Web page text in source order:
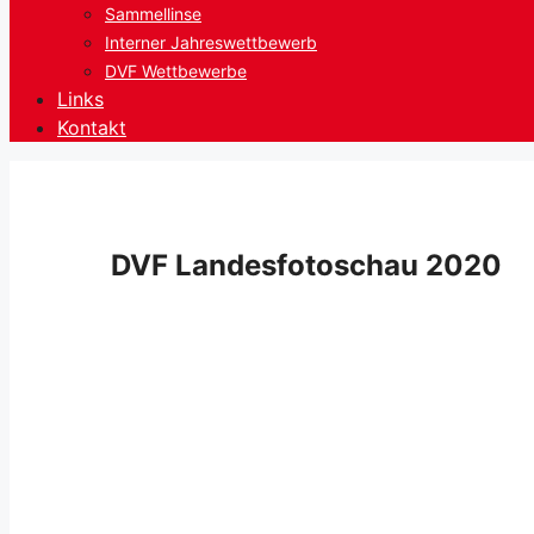
Sammellinse
Interner Jahreswettbewerb
DVF Wettbewerbe
Links
Kontakt
DVF Landesfotoschau 2020